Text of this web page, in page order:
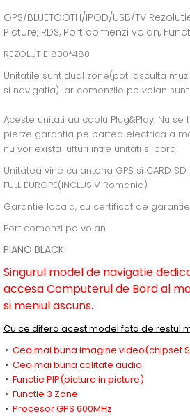
GPS/BLUETOOTH/IPOD/USB/TV
Picture, RDS, Port comenzi volan,
REZOLUTIE 800*480
Unitatile sunt dual zone(poti asculta
si navigatia) iar comenzile pe volan
Aceste unitati au cablu Plug&Play. Nu
pierze garantia pe partea electrica a
nu vor exista lufturi intre unitati si bord.
Unitatea vine cu antena GPS si CARD
FULL EUROPE(INCLUSIV Romania)
Garantie locala, cu certificat de
Port comenzi pe volan
PIANO BLACK
Singurul model de navigatie
accesa Computerul de Bord al
si meniul ascuns.
Cu ce difera acest model fata de restul
Cea mai buna imagine video(chipset
Cea mai buna calitate audio
Functie PIP(picture in picture)
Functie 3 Zone
Procesor GPS 600MHz